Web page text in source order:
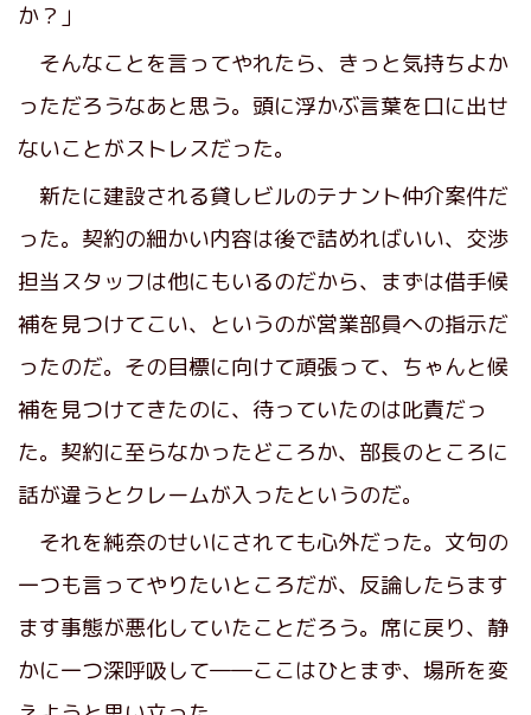
か？」
そんなことを言ってやれたら、きっと気持ちよか
っただろうなあと思う。頭に浮かぶ言葉を口に出せ
ないことがストレスだった。
新たに建設される貸しビルのテナント仲介案件だ
った。契約の細かい内容は後で詰めればいい、交渉
担当スタッフは他にもいるのだから、まずは借手候
補を見つけてこい、というのが営業部員への指示だ
ったのだ。その目標に向けて頑張って、ちゃんと候
補を見つけてきたのに、待っていたのは叱責だっ
た。契約に至らなかったどころか、部長のところに
話が違うとクレームが入ったというのだ。
それを純奈のせいにされても心外だった。文句の
一つも言ってやりたいところだが、反論したらます
ます事態が悪化していたことだろう。席に戻り、静
かに一つ深呼吸して――ここはひとまず、場所を変